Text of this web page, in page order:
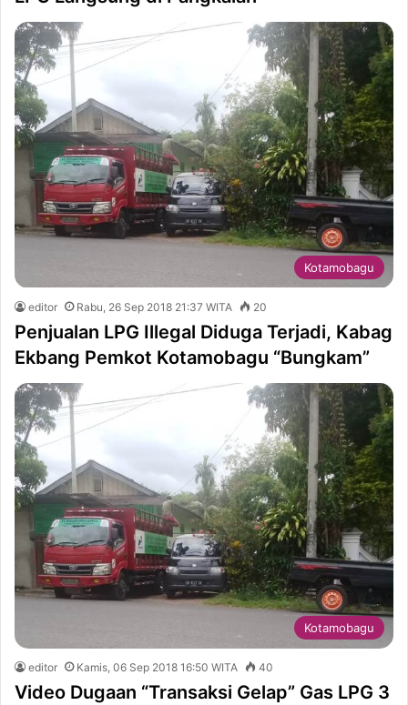
Kotamobagu
editor Rabu, 26 Sep 2018 21:37 WITA 20
Penjualan LPG Illegal Diduga Terjadi, Kabag
Ekbang Pemkot Kotamobagu “Bungkam”
Kotamobagu
editor Kamis, 06 Sep 2018 16:50 WITA 40
Video Dugaan “Transaksi Gelap” Gas LPG 3